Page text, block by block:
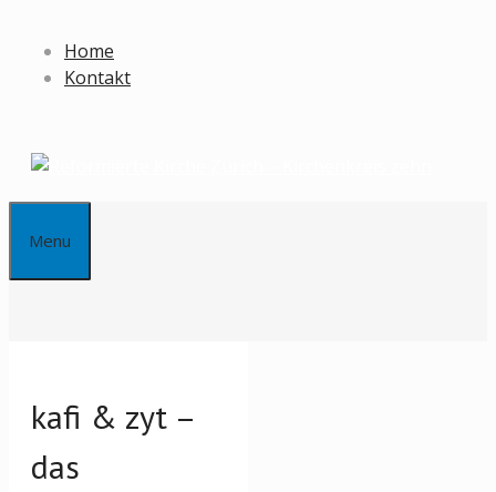
Inhalt
Home
Kontakt
Menu
kafi & zyt –
das